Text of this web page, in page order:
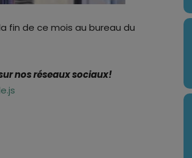
fin de ce mois au bureau du
nos réseaux sociaux!